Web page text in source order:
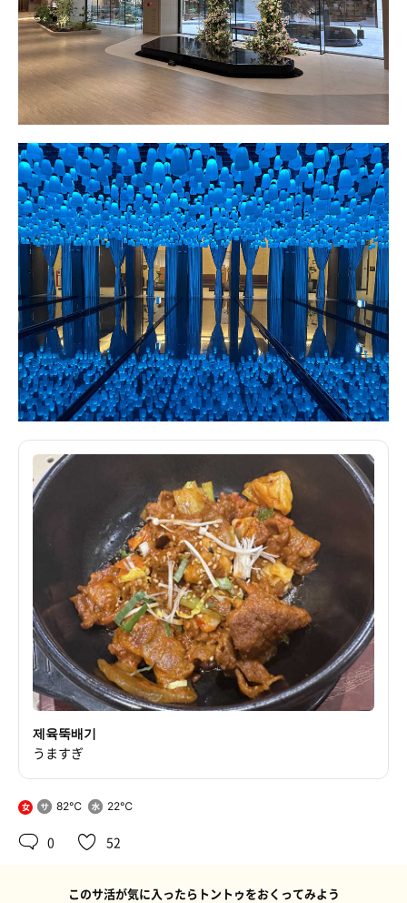
제육뚝배기
うますぎ
女 82℃ 22℃
0 52
このサ活が気に入ったらトントゥをおくってみよう